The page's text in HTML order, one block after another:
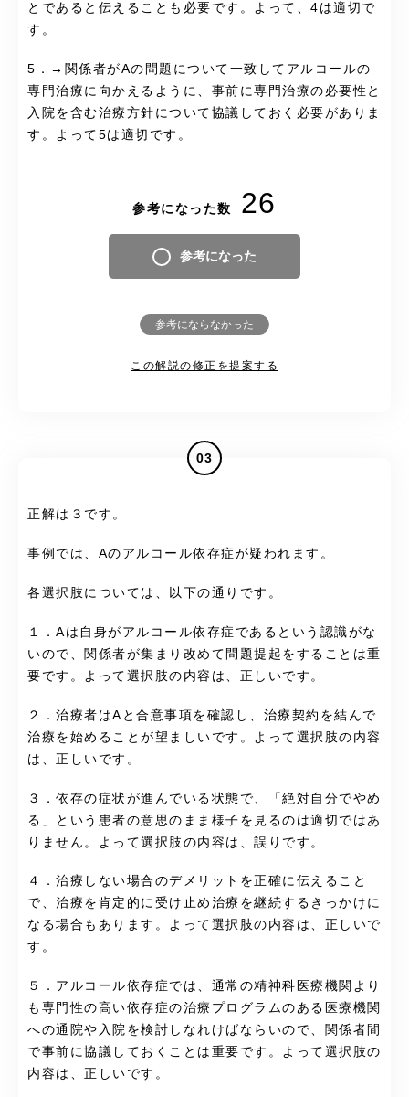
とであると伝えることも必要です。よって、4は適切で
す。
5．→関係者がAの問題について一致してアルコールの
専門治療に向かえるように、事前に専門治療の必要性と
入院を含む治療方針について協議しておく必要がありま
す。よって5は適切です。
参考になった数 26
参考になった
参考にならなかった
この解説の修正を提案する
03
正解は３です。
事例では、Aのアルコール依存症が疑われます。
各選択肢については、以下の通りです。
１．Aは自身がアルコール依存症であるという認識がな
いので、関係者が集まり改めて問題提起をすることは重
要です。よって選択肢の内容は、正しいです。
２．治療者はAと合意事項を確認し、治療契約を結んで
治療を始めることが望ましいです。よって選択肢の内容
は、正しいです。
３．依存の症状が進んでいる状態で、「絶対自分でやめ
る」という患者の意思のまま様子を見るのは適切ではあ
りません。よって選択肢の内容は、誤りです。
４．治療しない場合のデメリットを正確に伝えること
で、治療を肯定的に受け止め治療を継続するきっかけに
なる場合もあります。よって選択肢の内容は、正しいで
す。
５．アルコール依存症では、通常の精神科医療機関より
も専門性の高い依存症の治療プログラムのある医療機関
への通院や入院を検討しなれけばならいので、関係者間
で事前に協議しておくことは重要です。よって選択肢の
内容は、正しいです。